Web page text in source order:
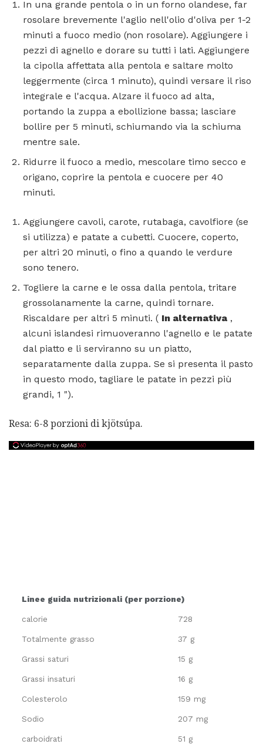
In una grande pentola o in un forno olandese, far
rosolare brevemente l'aglio nell'olio d'oliva per 1-2
minuti a fuoco medio (non rosolare). Aggiungere i
pezzi di agnello e dorare su tutti i lati. Aggiungere
la cipolla affettata alla pentola e saltare molto
leggermente (circa 1 minuto), quindi versare il riso
integrale e l'acqua. Alzare il fuoco ad alta,
portando la zuppa a ebollizione bassa; lasciare
bollire per 5 minuti, schiumando via la schiuma
mentre sale.
Ridurre il fuoco a medio, mescolare timo secco e
origano, coprire la pentola e cuocere per 40
minuti.
Aggiungere cavoli, carote, rutabaga, cavolfiore (se
si utilizza) e patate a cubetti. Cuocere, coperto,
per altri 20 minuti, o fino a quando le verdure
sono tenero.
Togliere la carne e le ossa dalla pentola, tritare
grossolanamente la carne, quindi tornare.
Riscaldare per altri 5 minuti. ( In alternativa,
alcuni islandesi rimuoveranno l'agnello e le patate
dal piatto e li serviranno su un piatto,
separatamente dalla zuppa. Se si presenta il pasto
in questo modo, tagliare le patate in pezzi più
grandi, 1 ").
Resa: 6-8 porzioni di kjötsúpa.
Linee guida nutrizionali (per porzione)
calorie 728
Totalmente grasso 37 g
Grassi saturi 15 g
Grassi insaturi 16 g
Colesterolo 159 mg
Sodio 207 mg
carboidrati 51 g